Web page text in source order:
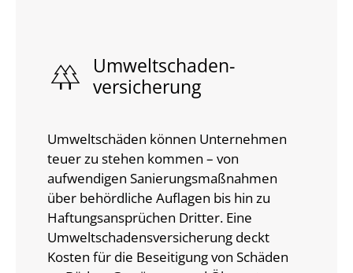
Umweltschaden-
versicherung
Umweltschäden können Unternehmen
teuer zu stehen kommen – von
aufwendigen Sanierungsmaßnahmen
über behördliche Auflagen bis hin zu
Haftungsansprüchen Dritter. Eine
Umweltschadensversicherung deckt
Kosten für die Beseitigung von Schäden